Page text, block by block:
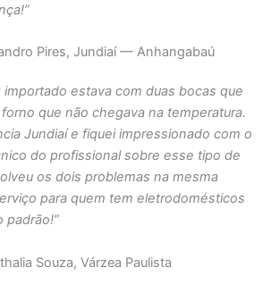
Pires, Jundiaí — Anhangabaú
importado estava com duas bocas que
que não chegava na temperatura.
Jundiaí e fiquei impressionado com o
do profissional sobre esse tipo de
os dois problemas na mesma
para quem tem eletrodomésticos
padrão!”
Souza, Várzea Paulista